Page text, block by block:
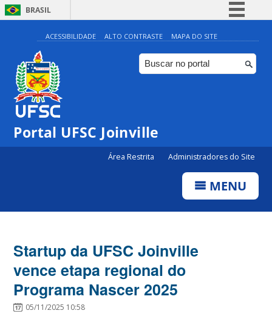
BRASIL
Simplifique!
Comunica BR
Participe
ACESSIBILIDADE ALTO CONTRASTE MAPA DO SITE
Portal UFSC Joinville
Área Restrita Administradores do Site
MENU
Startup da UFSC Joinville
vence etapa regional do
Programa Nascer 2025
05/11/2025 10:58